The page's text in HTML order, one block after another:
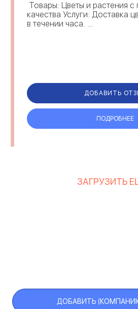
Товары: Цветы и растения с
качества Услуги: Доставка
в течении часа. ...
ДОБАВИТЬ
ПОДРОБНЕЕ
ЗАГРУЗИТЬ
ДОБАВИТЬ